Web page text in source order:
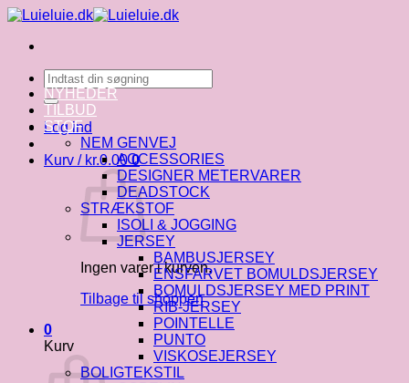
Fortsæt
indhold
Søg
efter:
Log ind
Kurv / kr.0.00 0
Ingen varer i kurven.
Tilbage til shoppen
0
Kurv
NYHEDER
TILBUD
STOF
NEM GENVEJ
ACCESSORIES
DESIGNER METERVARER
DEADSTOCK
STRÆKSTOF
ISOLI & JOGGING
JERSEY
BAMBUSJERSEY
ENSFARVET BOMULDSJERSEY
BOMULDSJERSEY MED PRINT
RIB-JERSEY
POINTELLE
PUNTO
VISKOSEJERSEY
BOLIGTEKSTIL